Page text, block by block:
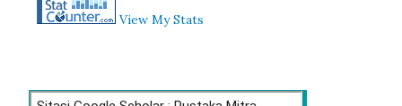
View My Stats